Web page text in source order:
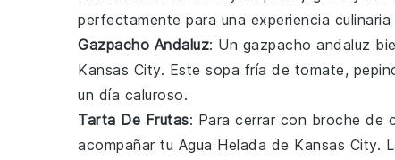
perfectamente para una experiencia
Gazpacho Andaluz: Un gazpacho andaluz
Kansas City. Este sopa fría de tomate,
un día caluroso.
Tarta De Frutas: Para cerrar con broche de
acompañar tu Agua Helada de Kansas City.